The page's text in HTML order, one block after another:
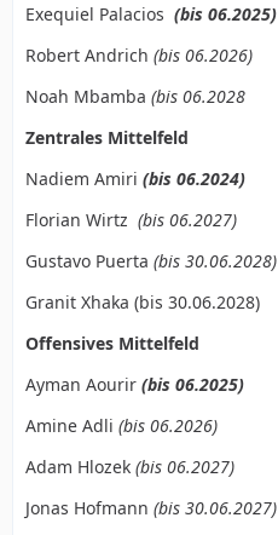
Exequiel Palacios (bis 06.2025)
Robert Andrich (bis 06.2026)
Noah Mbamba (bis 06.2028
Zentrales Mittelfeld
Nadiem Amiri (bis 06.2024)
Florian Wirtz (bis 06.2027)
Gustavo Puerta (bis 30.06.2028)
Granit Xhaka (bis 30.06.2028)
Offensives Mittelfeld
Ayman Aourir (bis 06.2025)
Amine Adli (bis 06.2026)
Adam Hlozek (bis 06.2027)
Jonas Hofmann (bis 30.06.2027)